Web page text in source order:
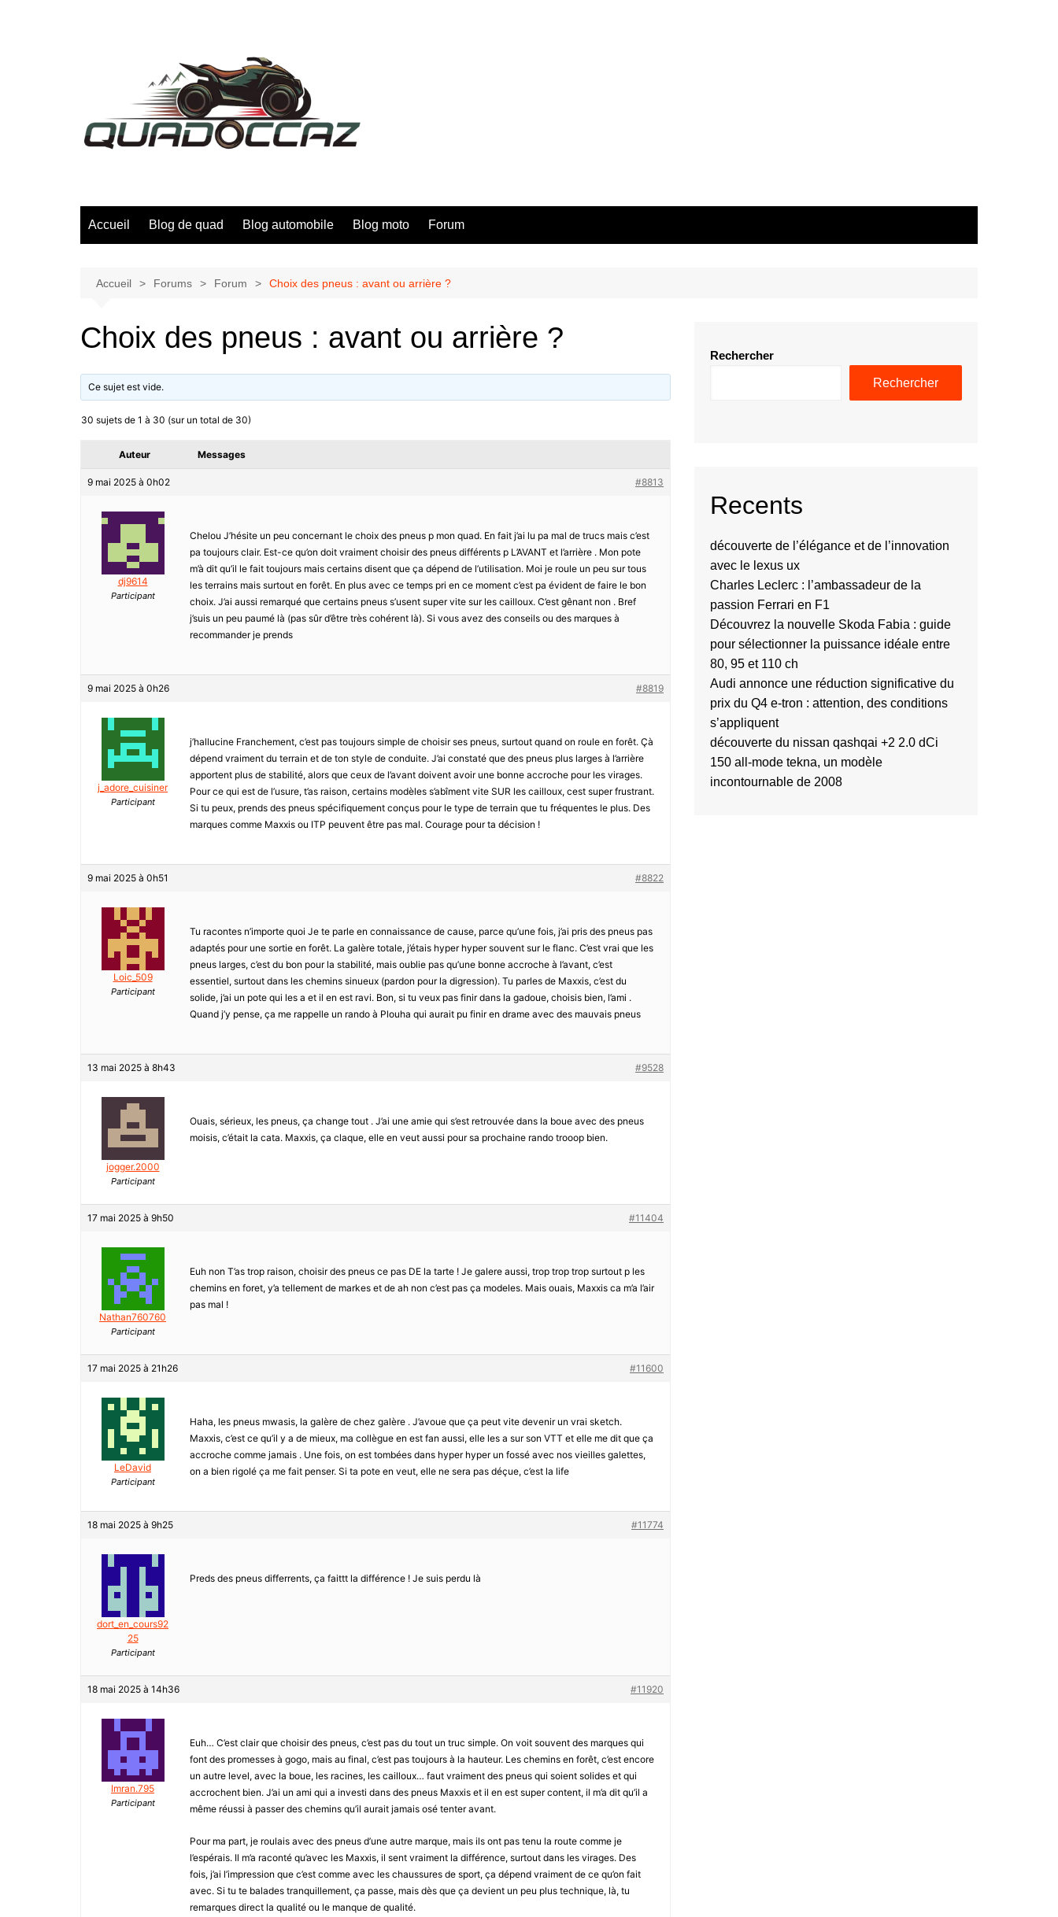
Accueil Blog de quad Blog automobile Blog moto Forum
Accueil Forums Forum Choix des pneus : avant ou arrière ?
Choix des pneus : avant ou arrière ?
Ce sujet est vide.
30 sujets de 1 à 30 (sur un total de 30)
Auteur Messages
9 mai 2025 à 0h02 #8813
dj9614
Participant
Chelou J’hésite un peu concernant le choix des pneus p mon quad. En fait j’ai lu pa mal de trucs mais c’est
pa toujours clair. Est-ce qu’on doit vraiment choisir des pneus différents p L’AVANT et l’arrière . Mon pote
m’à dit qu’il le fait toujours mais certains disent que ça dépend de l’utilisation. Moi je roule un peu sur tous
les terrains mais surtout en forêt. En plus avec ce temps pri en ce moment c’est pa évident de faire le bon
choix. J’ai aussi remarqué que certains pneus s’usent super vite sur les cailloux. C’est gênant non . Bref
j’suis un peu paumé là (pas sûr d’être très cohérent là). Si vous avez des conseils ou des marques à
recommander je prends
9 mai 2025 à 0h26 #8819
j_adore_cuisiner
Participant
j’hallucine Franchement, c’est pas toujours simple de choisir ses pneus, surtout quand on roule en forêt. Çà
dépend vraiment du terrain et de ton style de conduite. J’ai constaté que des pneus plus larges à l’arrière
apportent plus de stabilité, alors que ceux de l’avant doivent avoir une bonne accroche pour les virages.
Pour ce qui est de l’usure, t’as raison, certains modèles s’abîment vite SUR les cailloux, cest super frustrant.
Si tu peux, prends des pneus spécifiquement conçus pour le type de terrain que tu fréquentes le plus. Des
marques comme Maxxis ou ITP peuvent être pas mal. Courage pour ta décision !
9 mai 2025 à 0h51 #8822
Loic_509
Participant
Tu racontes n’importe quoi Je te parle en connaissance de cause, parce qu’une fois, j’ai pris des pneus pas
adaptés pour une sortie en forêt. La galère totale, j’étais hyper hyper souvent sur le flanc. C’est vrai que les
pneus larges, c’est du bon pour la stabilité, mais oublie pas qu’une bonne accroche à l’avant, c’est
essentiel, surtout dans les chemins sinueux (pardon pour la digression). Tu parles de Maxxis, c’est du
solide, j’ai un pote qui les a et il en est ravi. Bon, si tu veux pas finir dans la gadoue, choisis bien, l’ami .
Quand j’y pense, ça me rappelle un rando à Plouha qui aurait pu finir en drame avec des mauvais pneus
13 mai 2025 à 8h43 #9528
jogger.2000
Participant
Ouais, sérieux, les pneus, ça change tout . J’ai une amie qui s’est retrouvée dans la boue avec des pneus
moisis, c’était la cata. Maxxis, ça claque, elle en veut aussi pour sa prochaine rando trooop bien.
17 mai 2025 à 9h50 #11404
Nathan760760
Participant
Euh non T’as trop raison, choisir des pneus ce pas DE la tarte ! Je galere aussi, trop trop trop surtout p les
chemins en foret, y’a tellement de markes et de ah non c’est pas ça modeles. Mais ouais, Maxxis ca m’a l’air
pas mal !
17 mai 2025 à 21h26 #11600
LeDavid
Participant
Haha, les pneus mwasis, la galère de chez galère . J’avoue que ça peut vite devenir un vrai sketch.
Maxxis, c’est ce qu’il y a de mieux, ma collègue en est fan aussi, elle les a sur son VTT et elle me dit que ça
accroche comme jamais . Une fois, on est tombées dans hyper hyper un fossé avec nos vieilles galettes,
on a bien rigolé ça me fait penser. Si ta pote en veut, elle ne sera pas déçue, c’est la life
18 mai 2025 à 9h25 #11774
dort_en_cours92
25
Participant
Preds des pneus differrents, ça faittt la différence ! Je suis perdu là
18 mai 2025 à 14h36 #11920
Imran.795
Participant
Euh… C’est clair que choisir des pneus, c’est pas du tout un truc simple. On voit souvent des marques qui
font des promesses à gogo, mais au final, c’est pas toujours à la hauteur. Les chemins en forêt, c’est encore
un autre level, avec la boue, les racines, les cailloux… faut vraiment des pneus qui soient solides et qui
accrochent bien. J’ai un ami qui a investi dans des pneus Maxxis et il en est super content, il m’a dit qu’il a
même réussi à passer des chemins qu’il aurait jamais osé tenter avant.
Pour ma part, je roulais avec des pneus d’une autre marque, mais ils ont pas tenu la route comme je
l’espérais. Il m’a raconté qu’avec les Maxxis, il sent vraiment la différence, surtout dans les virages. Des
fois, j’ai l’impression que c’est comme avec les chaussures de sport, ça dépend vraiment de ce qu’on fait
avec. Si tu te balades tranquillement, ça passe, mais dès que ça devient un peu plus technique, là, tu
remarques direct la qualité ou le manque de qualité.
Rechercher
Rechercher
Recents
découverte de l’élégance et de l’innovation
avec le lexus ux
Charles Leclerc : l’ambassadeur de la
passion Ferrari en F1
Découvrez la nouvelle Skoda Fabia : guide
pour sélectionner la puissance idéale entre
80, 95 et 110 ch
Audi annonce une réduction significative du
prix du Q4 e-tron : attention, des conditions
s’appliquent
découverte du nissan qashqai +2 2.0 dCi
150 all-mode tekna, un modèle
incontournable de 2008